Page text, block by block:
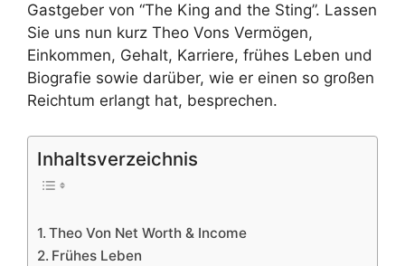
Gastgeber von “The King and the Sting”. Lassen
Sie uns nun kurz Theo Vons Vermögen,
Einkommen, Gehalt, Karriere, frühes Leben und
Biografie sowie darüber, wie er einen so großen
Reichtum erlangt hat, besprechen.
Inhaltsverzeichnis
Theo Von Net Worth & Income
Frühes Leben